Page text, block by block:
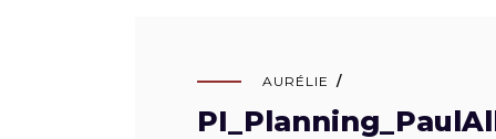
AURÉLIE